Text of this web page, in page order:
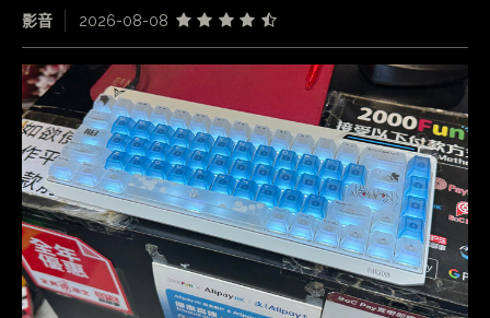
影音 2026-08-08